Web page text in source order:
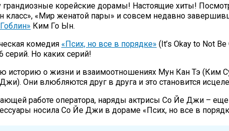
корейские дорамы! Настоящие хиты!
класс», «Мир женатой пары» и совсем недавно
Ким Го Ын.
комедия «Псих, но все в порядке» (It’s Okay to Not Be
серий. Но каких серий!
историю о жизни и взаимоотношениях Мун Кан Тэ (Ким
Они влюбляются друг в друга и это становится
работе оператора, наряды актрисы Со Йе Джи – еще
носила Со Йе Джи в дораме «Псих, но все в